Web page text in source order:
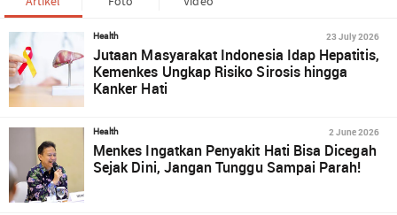
Health 23 July 2026
Jutaan Masyarakat Indonesia Idap Hepatitis,
Kemenkes Ungkap Risiko Sirosis hingga
Kanker Hati
Health 2 June 2026
Menkes Ingatkan Penyakit Hati Bisa Dicegah
Sejak Dini, Jangan Tunggu Sampai Parah!